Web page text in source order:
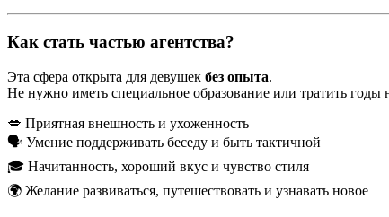
Как стать частью агентства?
Эта сфера открыта для девушек без опыта.
Не нужно иметь специальное образование или тратить
💋 Приятная внешность и ухоженность
🗣 Умение поддерживать беседу и быть тактичной
🎓 Начитанность, хороший вкус и чувство стиля
🌍 Желание развиваться, путешествовать и узнавать новое